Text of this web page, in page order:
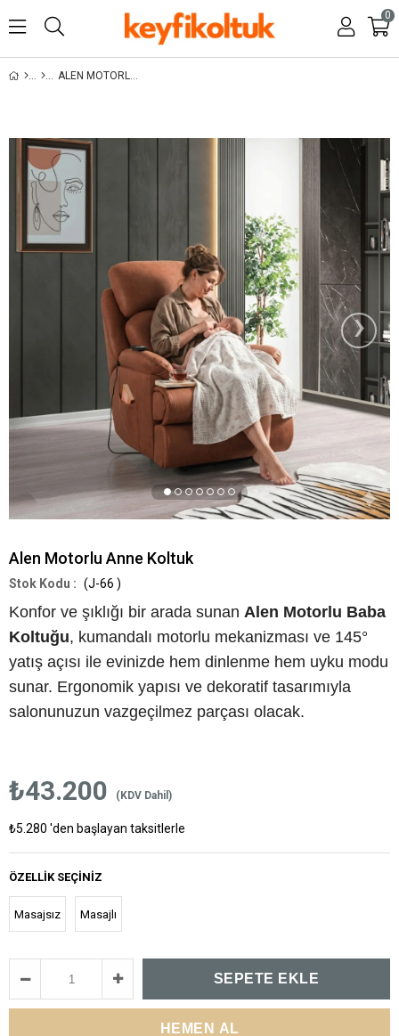
0
ALEN MOTORLU ANNE KOLTUK
›
Alen Motorlu Anne Koltuk
(J-66 )
Konfor ve şıklığı bir arada sunan Alen Motorlu Baba
Koltuğu, kumandalı motorlu mekanizması ve 145°
yatış açısı ile evinizde hem dinlenme hem uyku modu
sunar. Ergonomik yapısı ve dekoratif tasarımıyla
salonunuzun vazgeçilmez parçası olacak.
₺43.200 (KDV Dahil)
₺5.280 'den başlayan taksitlerle
ÖZELLIK SEÇINIZ
Masajsız Masajlı